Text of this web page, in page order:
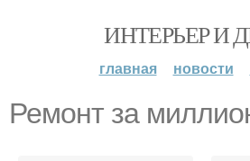
ИНТЕРЬЕР И
главная новости
Ремонт за